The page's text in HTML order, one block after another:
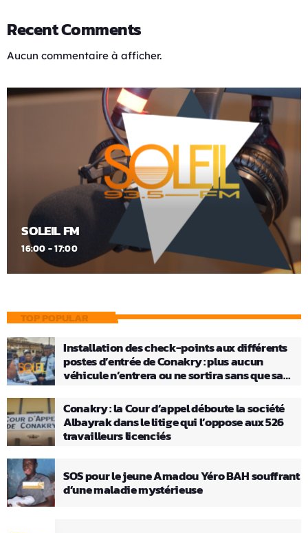
Recent Comments
Aucun commentaire à afficher.
SOLEIL FM
16:00 - 17:00
TOP POPULAR
Installation des check-points aux différents
postes d’entrée de Conakry : plus aucun
véhicule n’entrera ou ne sortira sans que sa
Conakry : la Cour d’appel déboute la société
Albayrak dans le litige qui l’oppose aux 526
travailleurs licenciés
SOS pour le jeune Amadou Yéro BAH souffrant
d’une maladie mystérieuse